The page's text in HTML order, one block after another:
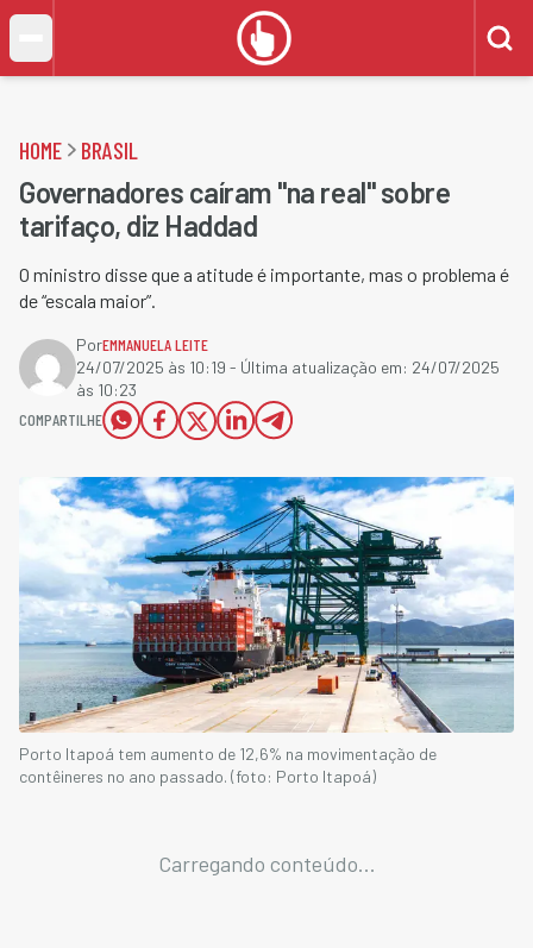
HOME BRASIL
Governadores caíram "na real" sobre
tarifaço, diz Haddad
O ministro disse que a atitude é importante, mas o problema é
de “escala maior”.
PorEMMANUELA LEITE
24/07/2025 às 10:19 - Última atualização em: 24/07/2025
às 10:23
COMPARTILHE
Porto Itapoá tem aumento de 12,6% na movimentação de
contêineres no ano passado. (foto: Porto Itapoá)
Carregando conteúdo...